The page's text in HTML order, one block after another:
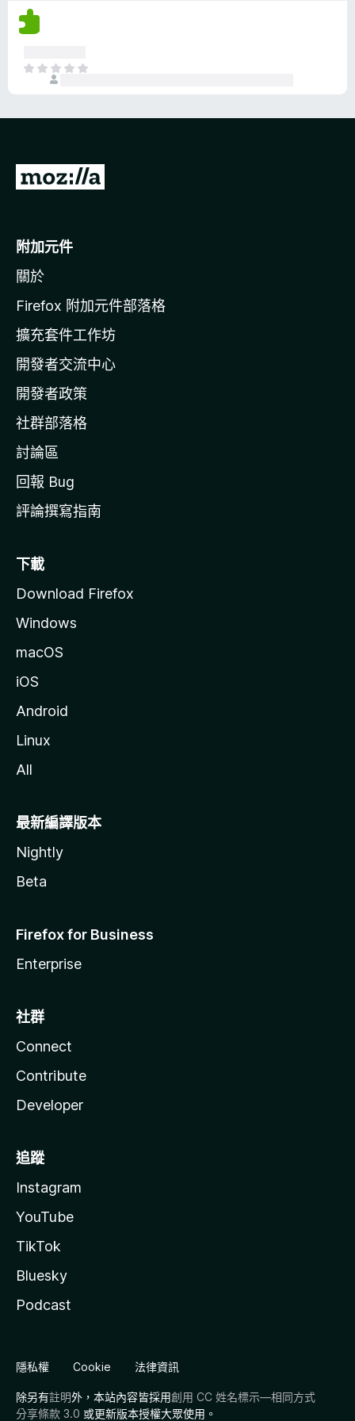
沒
有
目
有
前
o
i
l
a
官
網
附加元件
關於
Firefox 附加元件部落格
擴充套件工作坊
開發者交流中心
開發者政策
社群部落格
討論區
回報 Bug
評論撰寫指南
下載
Download Firefox
Windows
macOS
iOS
Android
Linux
All
最新編譯版本
Nightly
Beta
Firefox for Business
Enterprise
社群
Connect
Contribute
Developer
追蹤
Instagram
YouTube
TikTok
Bluesky
Podcast
隱私權 Cookie 法律資訊
除另有註明外，本站內容皆採用創用 CC 姓名標示—相同方式
分享條款 3.0 或更新版本授權大眾使用。